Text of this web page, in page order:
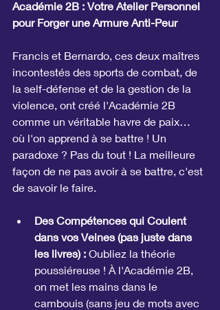
Académie 2B : Votre Atelier Personnel
pour Forger une Armure Anti-Peur
Francis et Bernardo, ces deux maîtres
incontestés des sports de combat, de
la self-défense et de la gestion de la
violence, ont créé l'Académie 2B
comme un véritable havre de paix…
où l'on apprend à se battre ! Un
paradoxe ? Pas du tout ! La meilleure
façon de ne pas avoir à se battre, c'est
de savoir le faire.
Des Compétences qui Coulent
dans vos Veines (pas juste dans
les livres) : Oubliez la théorie
poussiéreuse ! À l'Académie 2B,
on met les mains dans le
cambouis (sans jeu de mots avec